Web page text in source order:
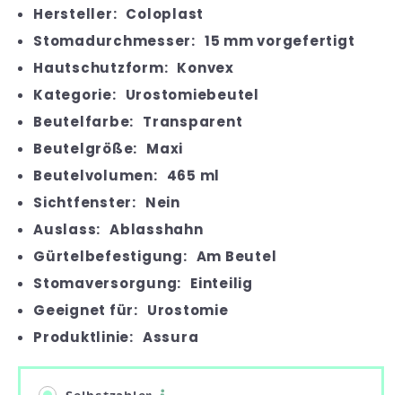
Hersteller: Coloplast
Stomadurchmesser: 15 mm vorgefertigt
Hautschutzform: Konvex
Kategorie: Urostomiebeutel
Beutelfarbe: Transparent
Beutelgröße: Maxi
Beutelvolumen: 465 ml
Sichtfenster: Nein
Auslass: Ablasshahn
Gürtelbefestigung: Am Beutel
Stomaversorgung: Einteilig
Geeignet für: Urostomie
Produktlinie: Assura